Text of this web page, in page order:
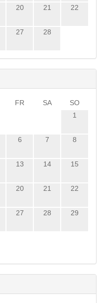
20 21 22
27 28
FR SA
SO
1
6 7 8
13 14 15
20 21 22
27 28 29